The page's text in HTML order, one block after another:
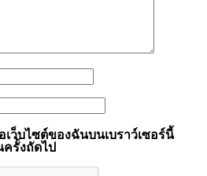
ว็บไซต์ของฉันบนเบราว์เซอร์นี้
รั้งถัดไป